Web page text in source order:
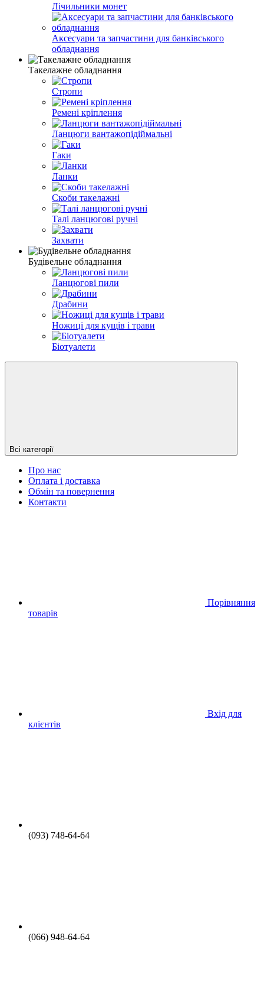
Лічильники монет
Аксесуари та запчастини для банківського
обладнання
Такелажне обладнання
Стропи
Ремені кріплення
Ланцюги вантажопідіймальні
Гаки
Ланки
Скоби такелажні
Талі ланцюгові ручні
Захвати
Будівельне обладнання
Ланцюгові пили
Драбини
Ножиці для кущів і трави
Біотуалети
Всі категорії
Про нас
Оплата і доставка
Обмін та повернення
Контакти
Порівняння
товарів
Вхід для
клієнтів
(093) 748-64-64
(066) 948-64-64